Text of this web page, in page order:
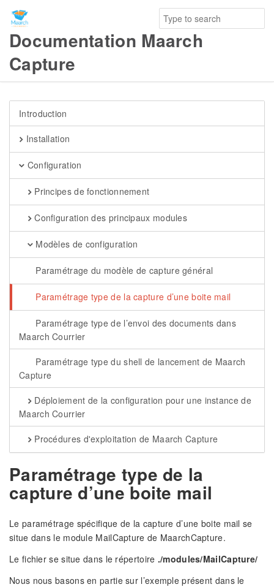
Documentation Maarch
Capture
Introduction
Installation
Configuration
Principes de fonctionnement
Configuration des principaux modules
Modèles de configuration
Paramétrage du modèle de capture général
Paramétrage type de la capture d’une boite mail
Paramétrage type de l’envoi des documents dans
Maarch Courrier
Paramétrage type du shell de lancement de Maarch
Capture
Déploiement de la configuration pour une instance de
Maarch Courrier
Procédures d'exploitation de Maarch Capture
Paramétrage type de la
capture d’une boite mail
Le paramétrage spécifique de la capture d’une boite mail se
situe dans le module MailCapture de MaarchCapture.
Le fichier se situe dans le répertoire ./modules/MailCapture/
Nous nous basons en partie sur l’exemple présent dans le